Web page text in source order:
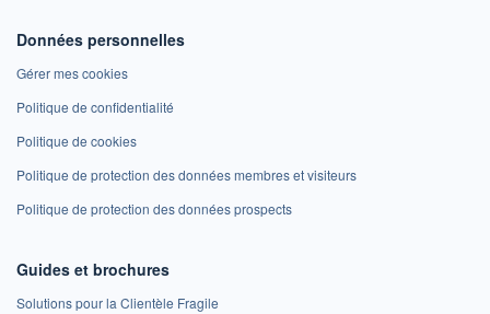
Données personnelles
Gérer mes cookies
Politique de confidentialité
Politique de cookies
Politique de protection des données membres et visiteurs
Politique de protection des données prospects
Guides et brochures
Solutions pour la Clientèle Fragile